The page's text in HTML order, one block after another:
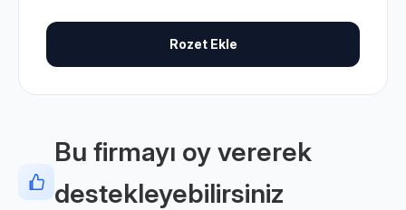
Rozet Ekle
Bu firmayı oy vererek
destekleyebilirsiniz